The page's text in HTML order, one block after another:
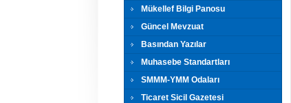
Mükellef Bilgi Panosu
Güncel Mevzuat
Basından Yazılar
Muhasebe Standartları
SMMM-YMM Odaları
Ticaret Sicil Gazetesi